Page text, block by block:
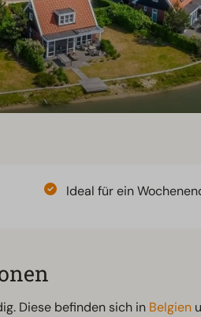
Ideal für ein
Diese befinden sich in Belgien